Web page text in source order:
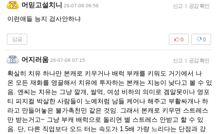
머믿고설치니 26-07-08 06:56 신고 | 공감 확인
이런애들 능지 검사안하냐
답글 0
0
어지러움 26-07-08 07:15 신고 | 공감 확인
확실히 치유 하나만 본캐로 키우거나 배럭 부캐를 키워도 거기에서 나
온 모든 재화를 영끌해서 치유에 투자하는 본캐는 지능이 낮다고 볼 수 있
음. 엔씨는 치유는 그냥 깔개, 쌀먹, 여성 비하의 의미로 겜알못이나 영포
티 피지컬 박살한 사람들이 노예처럼 남들 케어나 해주고 부활싸개나 하
라고 만들어놓은 불가촉천민 같은 것임. 그래서 본캐로 키우면 스트레스
만 받는거고~ 그냥 부캐 배럭으로 돌리면 별 스트레스 안받고 할 수 있
음. 단, 다른 직업보다 오드 터는 속도가 1.5배 가량 느리다는 단점과 강